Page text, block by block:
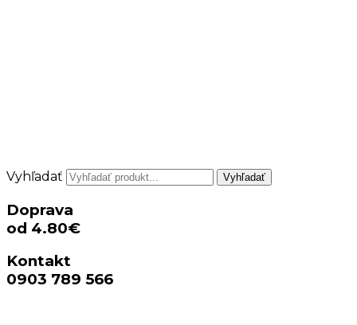
Vyhľadať Vyhľadať
Doprava
od 4.80€
Kontakt
0903 789 566